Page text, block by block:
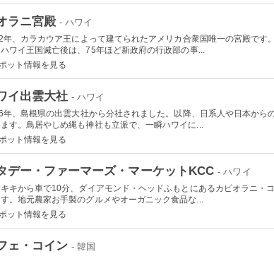
ラニ宮殿 - ハワイ
年、カラカウア王によって建てられたアメリカ合衆国唯一の宮殿です
ハワイ王国滅亡後は、75年ほど新政府の行政部の事...
ット情報を見る
イ出雲大社 - ハワイ
年、島根県の出雲大社から分社されました。以降、日系人や日本から
す。鳥居やしめ縄も神社も立派で、一瞬ハワイに...
ット情報を見る
デー・ファーマーズ・マーケットKCC - ハワイ
キから車で10分、ダイアモンド・ヘッドふもとにあるカピオラニ・
。地元農家お手製のグルメやオーガニック食品な...
ット情報を見る
ェ・コイン - 韓国